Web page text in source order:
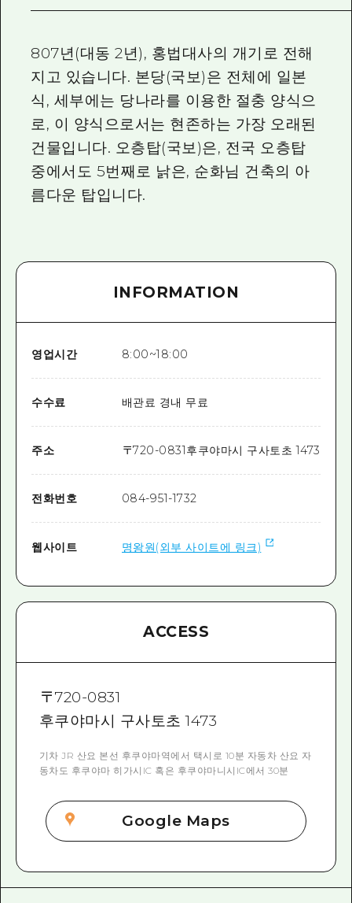
807년(대동 2년), 홍법대사의 개기로 전해
지고 있습니다. 본당(국보)은 전체에 일본
식, 세부에는 당나라를 이용한 절충 양식으
로, 이 양식으로서는 현존하는 가장 오래된
건물입니다. 오층탑(국보)은, 전국 오층탑
중에서도 5번째로 낡은, 순화님 건축의 아
름다운 탑입니다.
INFORMATION
영업시간 8:00~18:00
수수료 배관료 경내 무료
주소 〒720-0831후쿠야마시 구사토초 1473
전화번호 084-951-1732
웹사이트 명왕원(외부 사이트에 링크)
ACCESS
〒720-0831
후쿠야마시 구사토초 1473
기차 JR 산요 본선 후쿠야마역에서 택시로 10분 자동차 산요 자
동차도 후쿠야마 히가시IC 혹은 후쿠야마니시IC에서 30분
Google Maps